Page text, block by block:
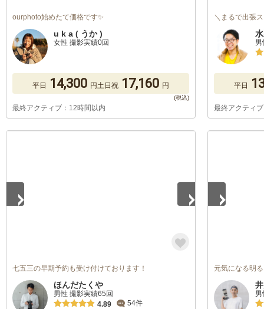
ourphoto始めたて価格です✨
u k a ( うか )
女性 撮影実績0回
平日 14,300 円土日祝 17,160 円
最終アクティブ：12時間以内
＼まるで出張
平日
最終アクティ
七五三の早期予約も受け付けております！
ほんだたくや
男性 撮影実績65回
4.89
54件
元気になる明
男